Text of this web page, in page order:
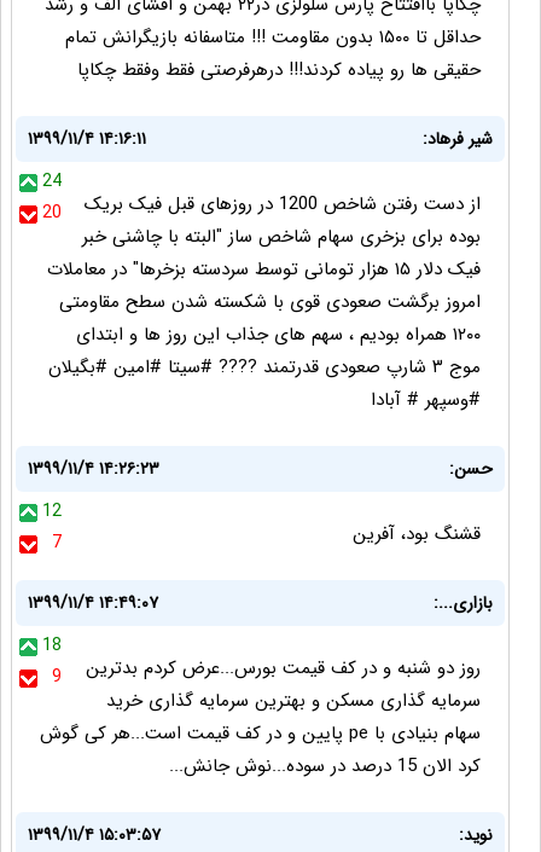
حداقل تا ۱۵۰۰ بدون مقاومت !!! متاسفانه بازیگرانش تمام
حقیقی ها رو پیاده کردند!!! درهرفرصتی فقط وفقط چکاپا
شیر فرهاد:
۱۳۹۹/۱۱/۴ ۱۴:۱۶:۱۱
24
20
از دست رفتن شاخص 1200 در روزهای قبل فیک بریک
بوده برای بزخری سهام شاخص ساز "البته با چاشنی خبر
فیک دلار ۱۵ هزار تومانی توسط سردسته بزخرها" در معاملات
امروز برگشت صعودی قوی با شکسته شدن سطح مقاومتی
۱۲۰۰ همراه بودیم ، سهم های جذاب این روز ها و ابتدای
موج ۳ شارپ صعودی قدرتمند ???? #سیتا #امین #بگیلان
#وسپهر # آبادا
حسن:
۱۳۹۹/۱۱/۴ ۱۴:۲۶:۲۳
12
7
قشنگ بود، آفرین
بازاری...:
۱۳۹۹/۱۱/۴ ۱۴:۴۹:۰۷
18
9
روز دو شنبه و در کف قیمت بورس...عرض کردم بدترین
سرمایه گذاری مسکن و بهترین سرمایه گذاری خرید
سهام بنیادی با pe پایین و در کف قیمت است...هر کی گوش
کرد الان 15 درصد در سوده...نوش جانش...
نوید:
۱۳۹۹/۱۱/۴ ۱۵:۰۳:۵۷